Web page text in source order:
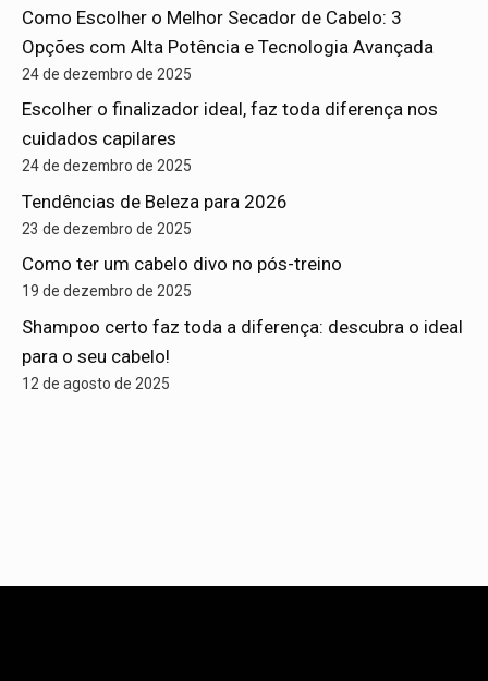
Como Escolher o Melhor Secador de Cabelo: 3
Opções com Alta Potência e Tecnologia Avançada
24 de dezembro de 2025
Escolher o finalizador ideal, faz toda diferença nos
cuidados capilares
24 de dezembro de 2025
Tendências de Beleza para 2026
23 de dezembro de 2025
Como ter um cabelo divo no pós-treino
19 de dezembro de 2025
Shampoo certo faz toda a diferença: descubra o ideal
para o seu cabelo!
12 de agosto de 2025